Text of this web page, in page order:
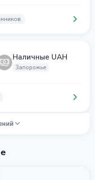
Наличные UAH
Запорожье